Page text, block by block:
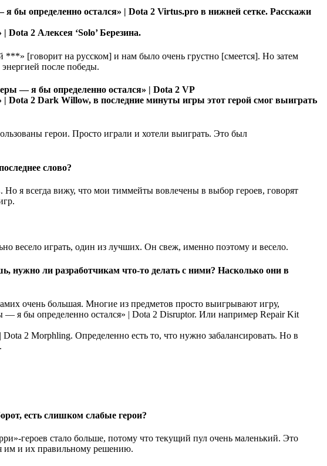
Virtus.pro в нижней сетке. Расскажи
Алексея ‘Solo’ Березина.
[говорит на русском] и нам было очень грустно [смеется]. Но затем
после победы.
VP
Dark Willow, в последние минуты игры этот герой смог выиграть
герои. Просто играли и хотели выиграть. Это был
слово?
я всегда вижу, что мои тиммейты вовлечены в выбор героев, говорят
весело играть, один из лучших. Он свеж, именно поэтому и весело.
ли разработчикам что-то делать с ними? Насколько они в
очень большая. Многие из предметов просто выигрывают игру,
Disruptor. Или например Repair Kit
Morphling. Определенно есть то, что нужно забалансировать. Но в
есть слишком слабые герои?
героев стало больше, потому что текущий пул очень маленький. Это
им и их правильному решению.